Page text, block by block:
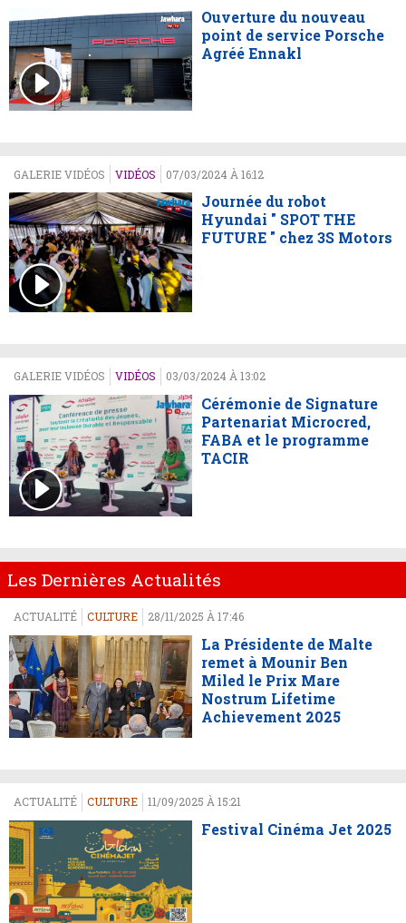
Ouverture du nouveau
point de service Porsche
Agréé Ennakl
GALERIE VIDÉOS VIDÉOS 07/03/2024 À 16:12
Journée du robot
Hyundai " SPOT THE
FUTURE " chez 3S Motors
GALERIE VIDÉOS VIDÉOS 03/03/2024 À 13:02
Cérémonie de Signature
Partenariat Microcred,
FABA et le programme
TACIR
Les Dernières Actualités
ACTUALITÉ CULTURE 28/11/2025 À 17:46
La Présidente de Malte
remet à Mounir Ben
Miled le Prix Mare
Nostrum Lifetime
Achievement 2025
ACTUALITÉ CULTURE 11/09/2025 À 15:21
Festival Cinéma Jet 2025